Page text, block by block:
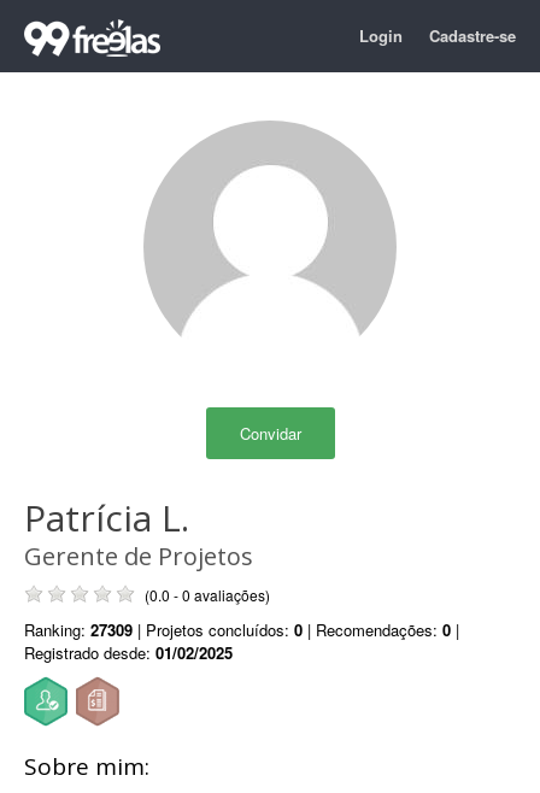
Login Cadastre-se
Convidar
Patrícia L.
Gerente de Projetos
(0.0 - 0 avaliações)
Ranking: 27309 | Projetos concluídos: 0 | Recomendações: 0 |
Registrado desde: 01/02/2025
Sobre mim: